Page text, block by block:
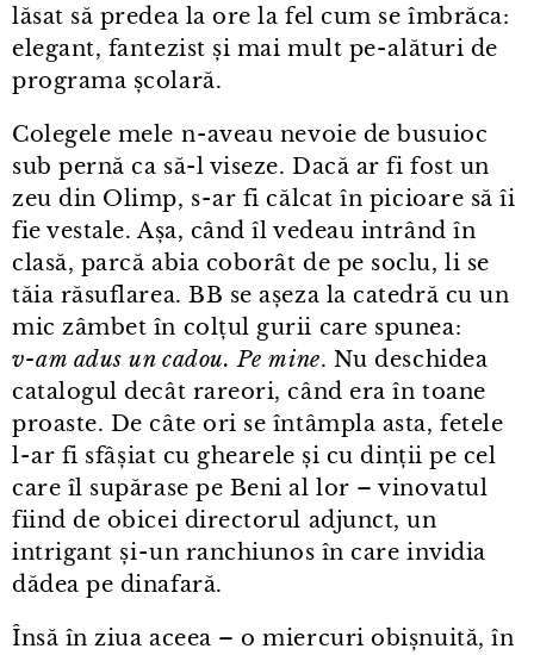
lăsat să predea la ore la fel cum se îmbrăca:
elegant, fantezist și mai mult pe⁠-⁠alături de
programa școlară.
Colegele mele n⁠-⁠aveau nevoie de busuioc
sub pernă ca să-l viseze. Dacă ar fi fost un
zeu din Olimp, s⁠-⁠ar fi călcat în picioare să îi
fie vestale. Așa, când îl vedeau intrând în
clasă, parcă abia coborât de pe soclu, li se
tăia răsuflarea. BB se așeza la catedră cu un
mic zâmbet în colțul gurii care spunea:
v⁠-⁠am adus un cadou. Pe mine. Nu deschidea
catalogul decât rareori, când era în toane
proaste. De câte ori se întâmpla asta, fetele
l⁠-⁠ar fi sfâșiat cu ghearele și cu dinții pe cel
care îl supărase pe Beni al lor – vinovatul
fiind de obicei directorul adjunct, un
intrigant și⁠-⁠un ranchiunos în care invidia
dădea pe dinafară.
Însă în ziua aceea – o miercuri obișnuită, în